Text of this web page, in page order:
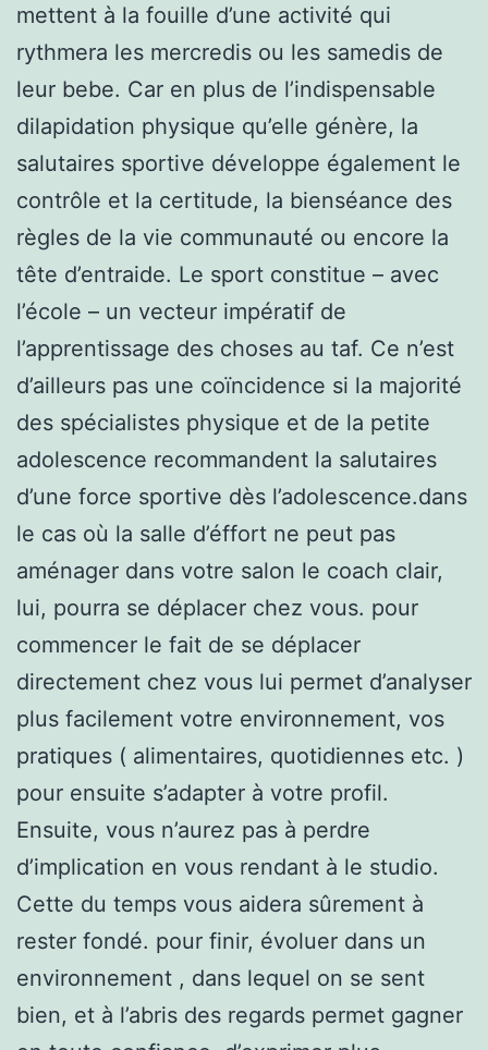
mettent à la fouille d’une activité qui
rythmera les mercredis ou les samedis de
leur bebe. Car en plus de l’indispensable
dilapidation physique qu’elle génère, la
salutaires sportive développe également le
contrôle et la certitude, la bienséance des
règles de la vie communauté ou encore la
tête d’entraide. Le sport constitue – avec
l’école – un vecteur impératif de
l’apprentissage des choses au taf. Ce n’est
d’ailleurs pas une coïncidence si la majorité
des spécialistes physique et de la petite
adolescence recommandent la salutaires
d’une force sportive dès l’adolescence.dans
le cas où la salle d’éffort ne peut pas
aménager dans votre salon le coach clair,
lui, pourra se déplacer chez vous. pour
commencer le fait de se déplacer
directement chez vous lui permet d’analyser
plus facilement votre environnement, vos
pratiques ( alimentaires, quotidiennes etc. )
pour ensuite s’adapter à votre profil.
Ensuite, vous n’aurez pas à perdre
d’implication en vous rendant à le studio.
Cette du temps vous aidera sûrement à
rester fondé. pour finir, évoluer dans un
environnement , dans lequel on se sent
bien, et à l’abris des regards permet gagner